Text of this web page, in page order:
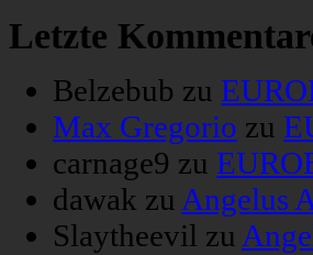
Letzte
Belzebub zu
Max Gregorio zu
carnage9 zu
dawak zu Angelus
Slaytheevil zu